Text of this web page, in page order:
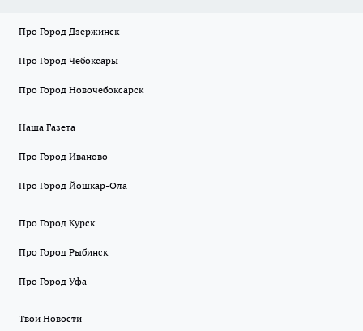
Про Город Дзержинск
Про Город Чебоксары
Про Город Новочебоксарск
Наша Газета
Про Город Иваново
Про Город Йошкар-Ола
Про Город Курск
Про Город Рыбинск
Про Город Уфа
Твои Новости